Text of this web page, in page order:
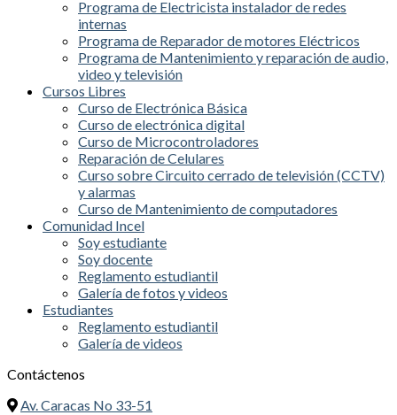
Programa de Electricista instalador de redes
internas
Programa de Reparador de motores Eléctricos
Programa de Mantenimiento y reparación de audio,
video y televisión
Cursos Libres
Curso de Electrónica Básica
Curso de electrónica digital
Curso de Microcontroladores
Reparación de Celulares
Curso sobre Circuito cerrado de televisión (CCTV)
y alarmas
Curso de Mantenimiento de computadores
Comunidad Incel
Soy estudiante
Soy docente
Reglamento estudiantil
Galería de fotos y videos
Estudiantes
Reglamento estudiantil
Galería de videos
Contáctenos
Av. Caracas No 33-51